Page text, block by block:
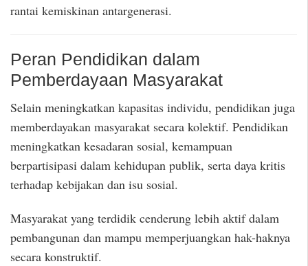
rantai kemiskinan antargenerasi.
Peran Pendidikan dalam
Pemberdayaan Masyarakat
Selain meningkatkan kapasitas individu, pendidikan juga
memberdayakan masyarakat secara kolektif. Pendidikan
meningkatkan kesadaran sosial, kemampuan
berpartisipasi dalam kehidupan publik, serta daya kritis
terhadap kebijakan dan isu sosial.
Masyarakat yang terdidik cenderung lebih aktif dalam
pembangunan dan mampu memperjuangkan hak-haknya
secara konstruktif.